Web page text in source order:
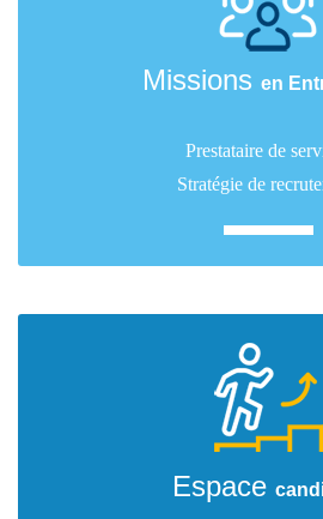
Missions en
Prestataire de
Stratégie de
Espace